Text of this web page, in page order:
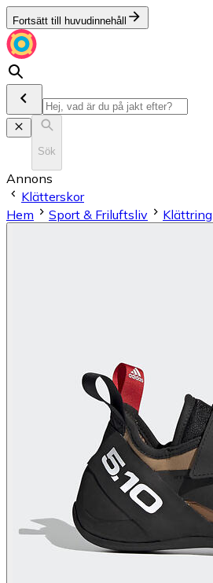
Fortsätt till huvudinnehåll
Sök
Annons
Klätterskor
Hem
Sport & Friluftsliv Klättring